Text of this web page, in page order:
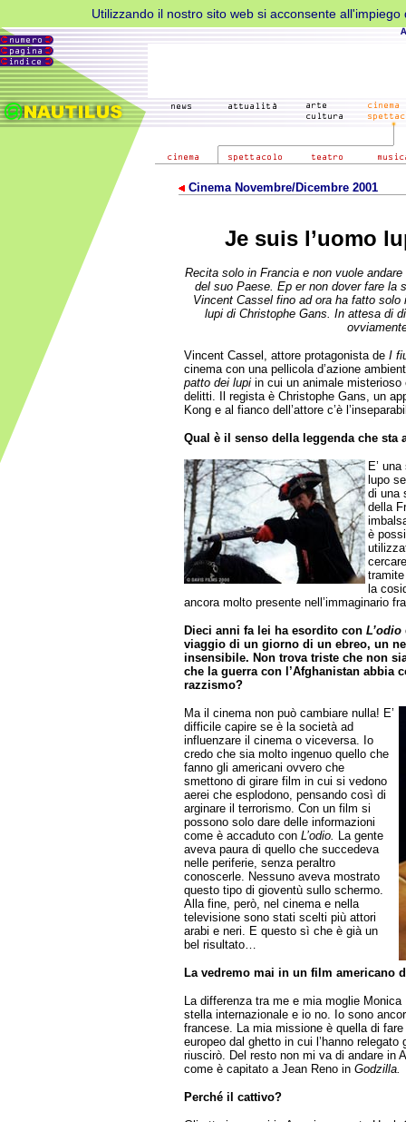
Utilizzando il nostro sito web si acconsente
Cinema Novembre/Dicembre 2001
Je suis l’uomo
Recita solo in Francia e non vuole
del suo Paese. Ep er non dover fare la
Vincent Cassel fino ad ora ha fatto
lupi di Christophe Gans. In attesa di
Vincent Cassel, attore protagonista de I
cinema con una pellicola d’azione
patto dei lupi in cui un animale
delitti. Il regista è Christophe Gans, un
Kong e al fianco dell’attore c’è
Qual è il senso della leggenda che sta
E’
lupo
di una
della
è
la
ancora molto presente nell’immaginario
Dieci anni fa lei ha esordito con L’odio
viaggio di un giorno di un ebreo, un
insensibile. Non trova triste che non
che la guerra con l’Afghanistan abbia
razzismo?
Ma il cinema non può cambiare nulla! E’
difficile capire se è la società ad
influenzare il cinema o viceversa. Io
credo che sia molto ingenuo quello che
fanno gli americani ovvero che
smettono di girare film in cui si vedono
aerei che esplodono, pensando così di
arginare il terrorismo. Con un film si
possono solo dare delle informazioni
come è accaduto con L’odio. La gente
aveva paura di quello che succedeva
nelle periferie, senza peraltro
conoscerle. Nessuno aveva mostrato
questo tipo di gioventù sullo schermo.
Alla fine, però, nel cinema e nella
televisione sono stati scelti più attori
arabi e neri. E questo sì che è già un
bel risultato…
La vedremo mai in un film americano
La differenza tra me e mia moglie
stella internazionale e io no. Io sono
francese. La mia missione è quella di
europeo dal ghetto in cui l’hanno
riuscirò. Del resto non mi va di andare in
come è capitato a Jean Reno in Godzilla.
Perché il cattivo?